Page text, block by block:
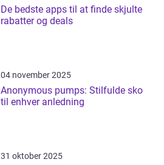
De bedste apps til at finde skjulte
rabatter og deals
04 november 2025
Anonymous pumps: Stilfulde sko
til enhver anledning
31 oktober 2025